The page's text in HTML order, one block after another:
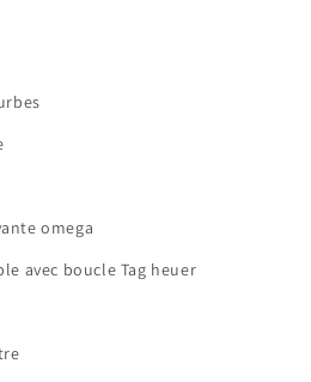
omega
avec boucle Tag heuer